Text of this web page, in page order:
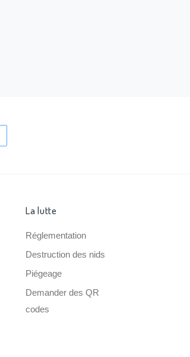
La lutte
Réglementation
Destruction des nids
Piégeage
Demander des QR
codes